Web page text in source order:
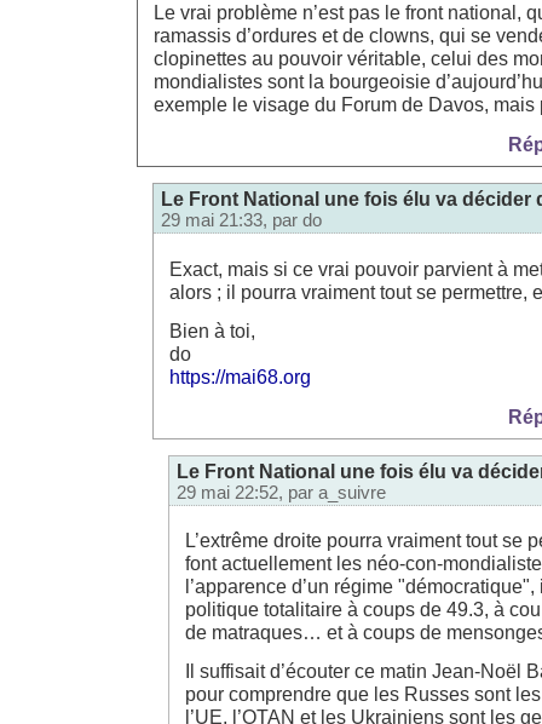
Le vrai problème n’est pas le front national,
ramassis d’ordures et de clowns, qui se
clopinettes au pouvoir véritable, celui des
mondialistes sont la bourgeoisie
exemple le visage du Forum de Davos, mais
Le Front National une fois élu va décider
29 mai 21:33, par do
Exact, mais si ce vrai pouvoir parvient à
alors ; il pourra vraiment tout se permettre,
Bien à toi,
do
https://mai68.org
Le Front National une fois élu va
29 mai 22:52, par a_suivre
L’extrême droite pourra vraiment tout se
font actuellement les néo-con-
l’apparence d’un régime
politique totalitaire à coups de 49.3, à
de matraques… et à coups de
Il suffisait d’écouter ce matin Jean-Noël
pour comprendre que les Russes sont
l’UE, l’OTAN et les Ukrainiens sont les